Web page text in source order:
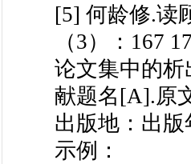
[5] 何龄修.读
（3）：167
论文集中的
献题名[A].原
出版地：出
示例：